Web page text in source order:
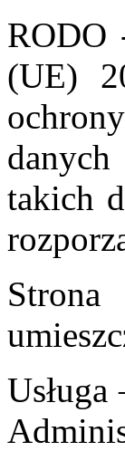
RODO
(UE)
takich